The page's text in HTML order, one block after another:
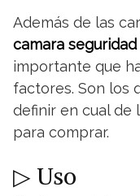
Además de las
camara
importante que
factores. Son los
definir en cual de
para comprar.
▷ Uso